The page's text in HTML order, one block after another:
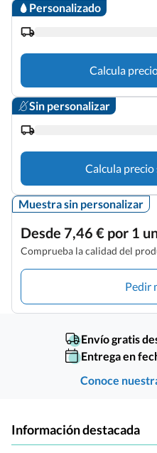
Personalizado
Calcula
Sin personalizar
Calcula
Muestra sin personalizar
Desde 7,46 € por 1
Comprueba la calidad del
Pedir
Envío gratis
Entrega en
Conoce
Información destacada